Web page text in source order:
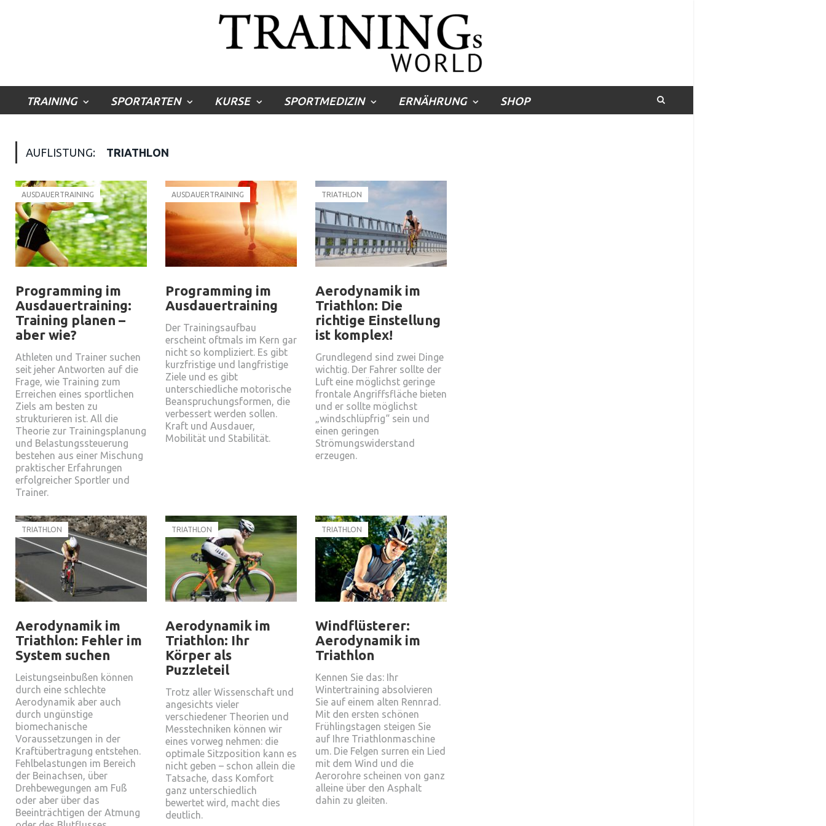
TRAINING SPORTARTEN KURSE SPORTMEDIZIN ERNÄHRUNG SHOP
AUFLISTUNG: TRIATHLON
AUSDAUERTRAINING
Programming im
Ausdauertraining:
Training planen –
aber wie?
Athleten und Trainer suchen
seit jeher Antworten auf die
Frage, wie Training zum
Erreichen eines sportlichen
Ziels am besten zu
strukturieren ist. All die
Theorie zur Trainingsplanung
und Belastungssteuerung
bestehen aus einer Mischung
praktischer Erfahrungen
erfolgreicher Sportler und
Trainer.
AUSDAUERTRAINING
Programming im
Ausdauertraining
Der Trainingsaufbau
erscheint oftmals im Kern gar
nicht so kompliziert. Es gibt
kurzfristige und langfristige
Ziele und es gibt
unterschiedliche motorische
Beanspruchungsformen, die
verbessert werden sollen.
Kraft und Ausdauer,
Mobilität und Stabilität.
TRIATHLON
Aerodynamik im
Triathlon: Die
richtige Einstellung
ist komplex!
Grundlegend sind zwei Dinge
wichtig. Der Fahrer sollte der
Luft eine möglichst geringe
frontale Angriffsfläche bieten
und er sollte möglichst
„windschlüpfrig“ sein und
einen geringen
Strömungswiderstand
erzeugen.
TRIATHLON
Aerodynamik im
Triathlon: Fehler im
System suchen
Leistungseinbußen können
durch eine schlechte
Aerodynamik aber auch
durch ungünstige
biomechanische
Voraussetzungen in der
Kraftübertragung entstehen.
Fehlbelastungen im Bereich
der Beinachsen, über
Drehbewegungen am Fuß
oder aber über das
Beeinträchtigen der Atmung
TRIATHLON
Aerodynamik im
Triathlon: Ihr
Körper als
Puzzleteil
Trotz aller Wissenschaft und
angesichts vieler
verschiedener Theorien und
Messtechniken können wir
eines vorweg nehmen: die
optimale Sitzposition kann es
nicht geben – schon allein die
Tatsache, dass Komfort
ganz unterschiedlich
bewertet wird, macht dies
deutlich.
TRIATHLON
Windflüsterer:
Aerodynamik im
Triathlon
Kennen Sie das: Ihr
Wintertraining absolvieren
Sie auf einem alten Rennrad.
Mit den ersten schönen
Frühlingstagen steigen Sie
auf Ihre Triathlonmaschine
um. Die Felgen surren ein Lied
mit dem Wind und die
Aerorohre scheinen von ganz
alleine über den Asphalt
dahin zu gleiten.